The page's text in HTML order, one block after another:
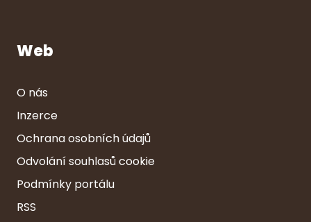
Web
O nás
Inzerce
Ochrana osobních údajů
Odvolání souhlasů cookie
Podmínky portálu
RSS